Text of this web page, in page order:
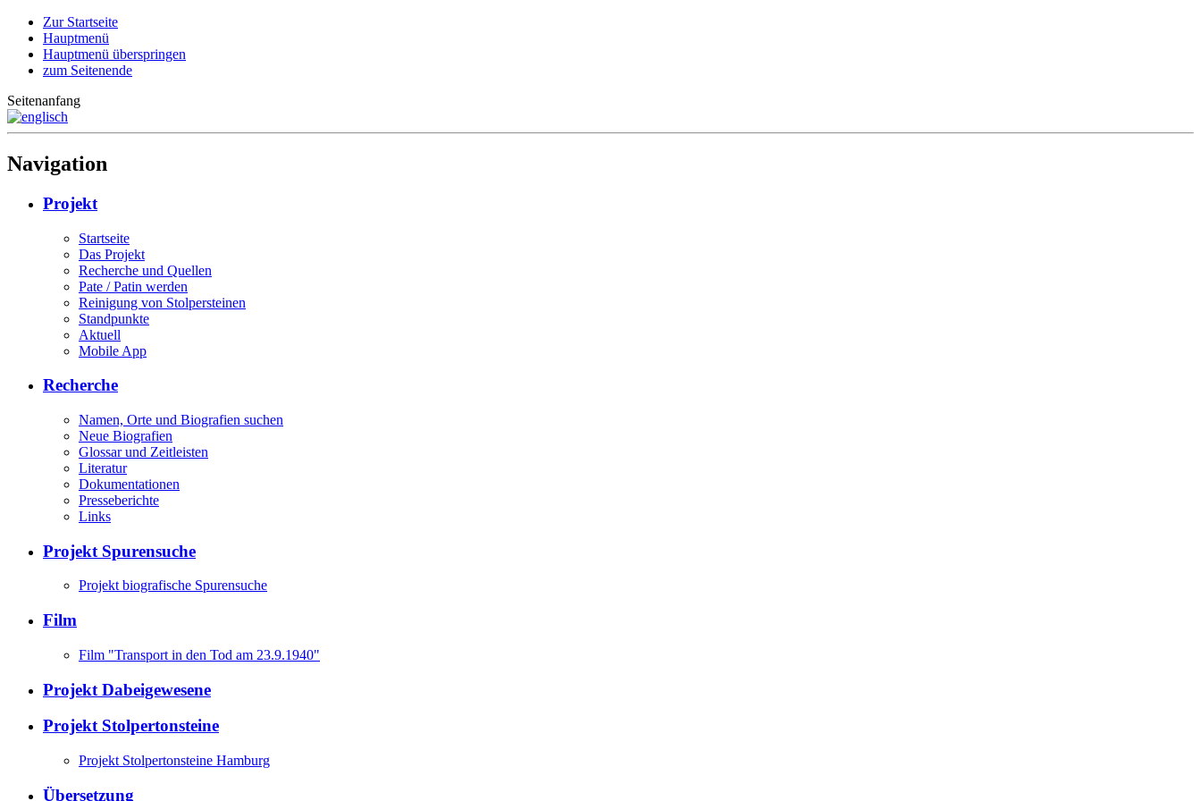
Zur Startseite
Hauptmenü
Hauptmenü überspringen
zum Seitenende
Seitenanfang
Navigation
Projekt
Startseite
Das Projekt
Recherche und Quellen
Pate / Patin werden
Reinigung von Stolpersteinen
Standpunkte
Aktuell
Mobile App
Recherche
Namen, Orte und Biografien suchen
Neue Biografien
Glossar und Zeitleisten
Literatur
Dokumentationen
Presseberichte
Links
Projekt Spurensuche
Projekt biografische Spurensuche
Film
Film "Transport in den Tod am 23.9.1940"
Projekt Dabeigewesene
Projekt Stolpertonsteine
Projekt Stolpertonsteine Hamburg
Übersetzung